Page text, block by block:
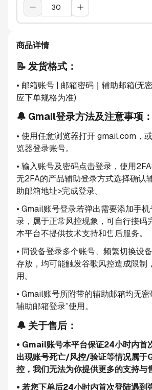
商品详情
📝 发货格式：
• 邮箱账号 | 邮箱密码｜辅助邮箱(无
应下单规格为准)
🔔 Gmail登录方法及注意事项：
• 使用任意浏览器打开 gmail.com，
览器登录账号。
• 输入账号及密码点击登录，使用
无2FA的产品辅助登录方式选择确认
助邮箱地址>完成登录。
• Gmail账号登录若弹出需要添加手
录，属于正常风控现象，可自行接码
本平台不提供技术支持和售后服务。
• 同设备登录多个账号、频繁切换设
存放，均可能触发谷歌风控造成限制
用。
• Gmail账号所附带的辅助邮箱均无
辅助邮箱登录”使用。
🔔 关于售后：
• Gmail账号本平台保证24小时内首
出现账号死亡/风控/验证等情况属
控，我们无法为你提供更多的支持与
• 若您下单后24小时内首次登陆遇到